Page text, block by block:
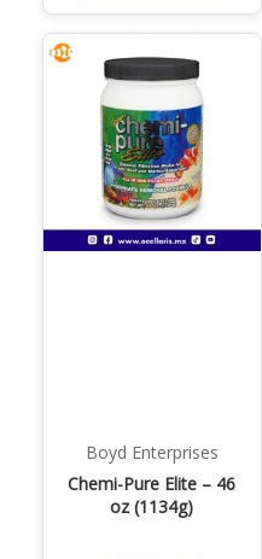
Boyd Enterprises
Chemi-Pure Elite – 46
oz (1134g)